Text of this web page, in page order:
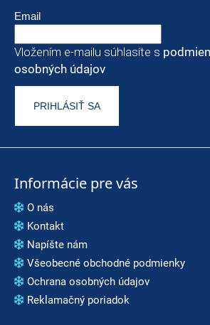
Email
Vložením e-mailu súhlasíte s
osobných údajov
PRIHLÁSIŤ SA
Informácie pre vás
O nás
Kontakt
Napíšte nám
Všeobecné obchodné podmienky
Ochrana osobných údajov
Reklamačný poriadok